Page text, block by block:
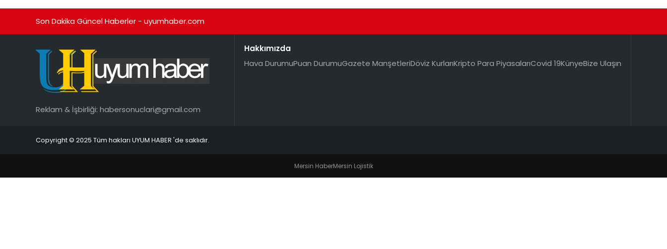
Son Dakika Güncel Haberler - uyumhaber.com
Reklam & İşbirliği: habersonuclari@gmail.com
Hakkımızda
Hava DurumuPuan DurumuGazete ManşetleriDöviz KurlarıKripto Para PiyasalarıCovid 19KünyeBize Ulaşın
Copyright © 2025 Tüm hakları UYUM HABER 'de saklıdır.
Mersin HaberMersin Lojistik